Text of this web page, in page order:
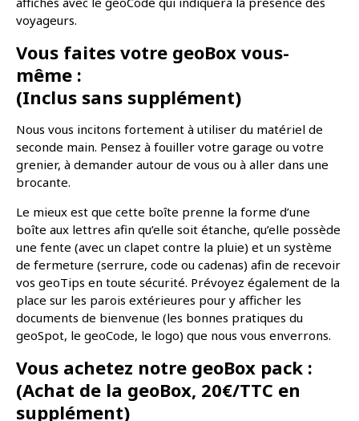
voyageurs.
Vous faites votre geoBox vous-
même :
(Inclus sans supplément)
Nous vous incitons fortement à utiliser du matériel de
seconde main. Pensez à fouiller votre garage ou votre
grenier, à demander autour de vous ou à aller dans une
brocante.
Le mieux est que cette boîte prenne la forme d’une
boîte aux lettres afin qu’elle soit étanche, qu’elle possède
une fente (avec un clapet contre la pluie) et un système
de fermeture (serrure, code ou cadenas) afin de recevoir
vos geoTips en toute sécurité. Prévoyez également de la
place sur les parois extérieures pour y afficher les
documents de bienvenue (les bonnes pratiques du
geoSpot, le geoCode, le logo) que nous vous enverrons.
Vous achetez notre geoBox pack :
(Achat de la geoBox, 20€/TTC en
supplément)